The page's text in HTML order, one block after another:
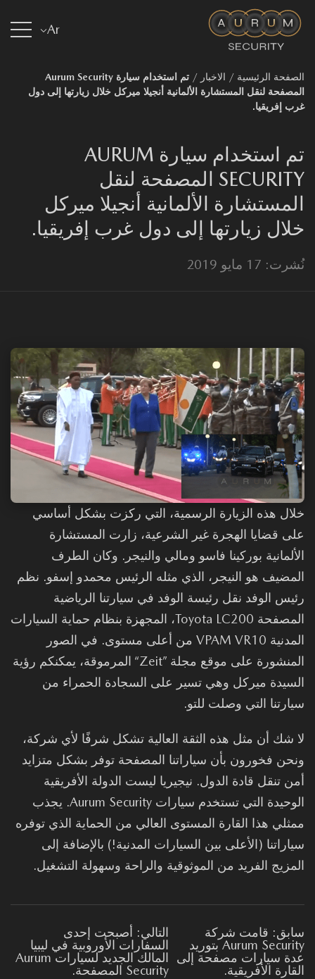
الرئيسية/الاخبار/
تم استخدام سيارة Aurum Security
لنقل المستشارة الألمانية أنجيلا ميركل خلال زيارتها إلى دول
إفريقيا.
تم استخدام سيارة AURUM
SECURITY المصفحة لنقل
الألمانية أنجيلا ميركل
زيارتها إلى دول غرب إفريقيا.
17 مايو 2019
هذه الزيارة الرسمية، التي ركزت بشكل أساسي
قضايا الهجرة غير الشرعية، زارت المستشارة
بوركينا فاسو ومالي والنيجر. وكان الطرف
هو النيجر، الذي مثله الرئيس محمدو إسفو. نظم
الوفد نقل رئيسة الوفد في سيارتنا الرياضية
المصفحة Toyota LC200، المجهزة بنظام حماية السيارات
المدنية VPAM VR10 من أعلى مستوى. في الصور
المنشورة على موقع مجلة ”Zeit“ المرموقة، يمكنكم رؤية
ميركل وهي تسير على السجادة الحمراء من
التي وصلت للتو.
شك أن مثل هذه الثقة العالية تشكل شرفًا لأي شركة،
فخورون بأن سياراتنا المصفحة توفر بشكل متزايد
تنقل قادة الدول. نيجيريا ليست الدولة الأفريقية
الوحيدة التي تستخدم سيارات Aurum Security. يجذب
هذا القارة المستوى العالي من الحماية الذي توفره
(الأعلى بين السيارات المدنية!) بالإضافة إلى
الفريد من الموثوقية والراحة وسهولة التشغيل.
قامت شركة
Aurum Security بتوريد
سيارات مصفحة إلى
الأفريقية.
التالي: أصبحت إحدى
السفارات الأوروبية في ليبيا
المالك الجديد لسيارات Aurum
Security المصفحة.